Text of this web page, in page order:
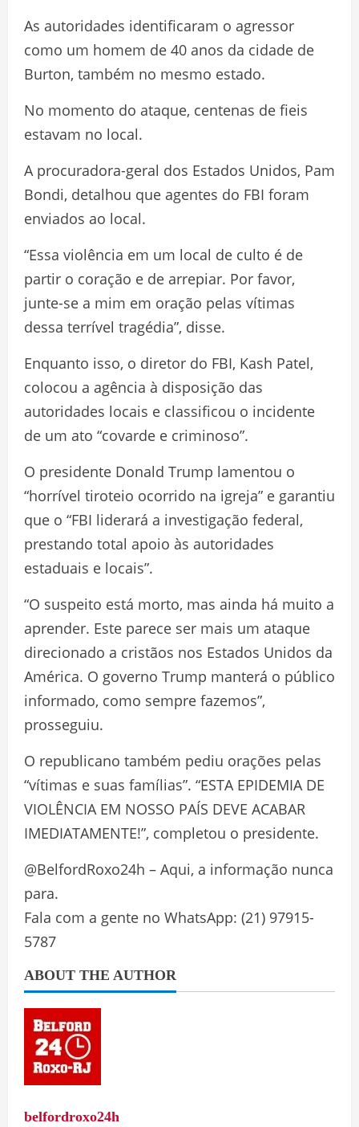
As autoridades identificaram o agressor
como um homem de 40 anos da cidade de
Burton, também no mesmo estado.
No momento do ataque, centenas de fieis
estavam no local.
A procuradora-geral dos Estados Unidos, Pam
Bondi, detalhou que agentes do FBI foram
enviados ao local.
“Essa violência em um local de culto é de
partir o coração e de arrepiar. Por favor,
junte-se a mim em oração pelas vítimas
dessa terrível tragédia”, disse.
Enquanto isso, o diretor do FBI, Kash Patel,
colocou a agência à disposição das
autoridades locais e classificou o incidente
de um ato “covarde e criminoso”.
O presidente Donald Trump lamentou o
“horrível tiroteio ocorrido na igreja” e garantiu
que o “FBI liderará a investigação federal,
prestando total apoio às autoridades
estaduais e locais”.
“O suspeito está morto, mas ainda há muito a
aprender. Este parece ser mais um ataque
direcionado a cristãos nos Estados Unidos da
América. O governo Trump manterá o público
informado, como sempre fazemos”,
prosseguiu.
O republicano também pediu orações pelas
“vítimas e suas famílias”. “ESTA EPIDEMIA DE
VIOLÊNCIA EM NOSSO PAÍS DEVE ACABAR
IMEDIATAMENTE!”, completou o presidente.
@BelfordRoxo24h – Aqui, a informação nunca
para.
Fala com a gente no WhatsApp: (21) 97915-
5787
ABOUT THE AUTHOR
belfordroxo24h